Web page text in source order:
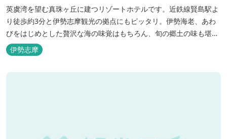
英虞湾を望む真珠ヶ丘に建つリゾートホテルです。近鉄線賢島駅よ
り徒歩約3分と伊勢志摩観光の拠点にもピッタリ。伊勢海老、あわ
びをはじめとした贅沢な海の味覚はもちろん、旬の郷土の味も堪能
できます。
伊勢志摩